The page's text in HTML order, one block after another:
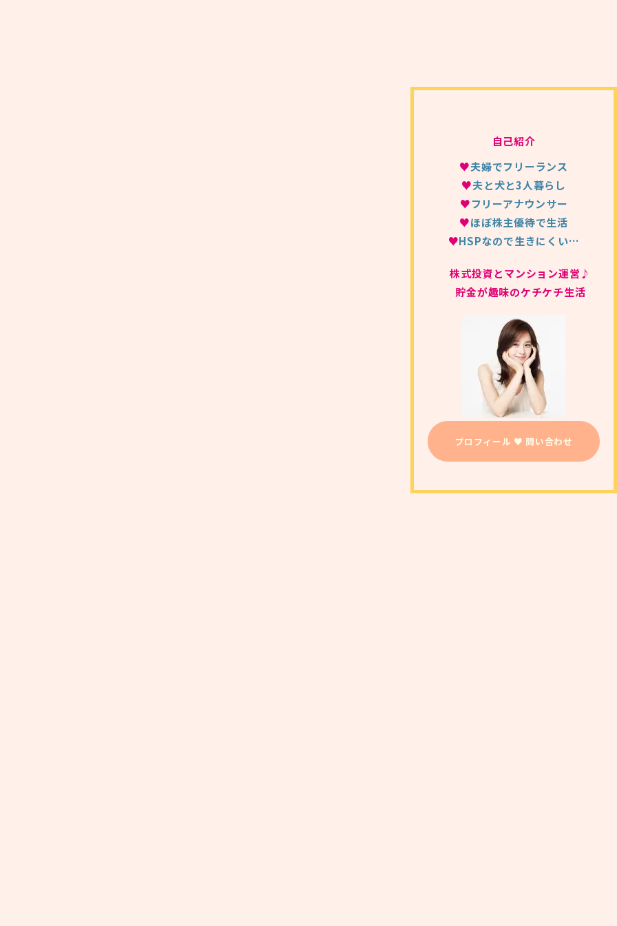
自己紹介
♥夫婦でフリーランス
♥夫と犬と3人暮らし
♥フリーアナウンサー
♥ほぼ株主優待で生活
♥HSPなので生きにくい…
株式投資とマンション運営♪
貯金が趣味のケチケチ生活
プロフィール ♥ 問い合わせ